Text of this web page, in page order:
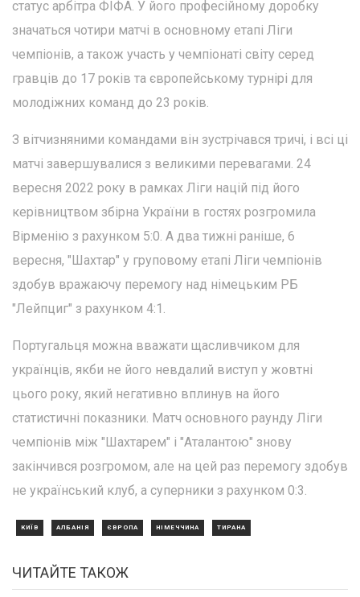
статус арбітра ФІФА. У його професійному доробку
значаться чотири матчі в основному етапі Ліги
чемпіонів, а також участь у чемпіонаті світу серед
гравців до 17 років та європейському турнірі для
молодіжних команд до 23 років.
З вітчизняними командами він зустрічався тричі, і всі ці
матчі завершувалися з великими перевагами. 24
вересня 2022 року в рамках Ліги націй під його
керівництвом збірна України в гостях розгромила
Вірменію з рахунком 5:0. А два тижні раніше, 6
вересня, "Шахтар" у груповому етапі Ліги чемпіонів
здобув вражаючу перемогу над німецьким РБ
"Лейпциг" з рахунком 4:1.
Португальця можна вважати щасливчиком для
українців, якби не його невдалий виступ у жовтні
цього року, який негативно вплинув на його
статистичні показники. Матч основного раунду Ліги
чемпіонів між "Шахтарем" і "Аталантою" знову
закінчився розгромом, але на цей раз перемогу здобув
не український клуб, а суперники з рахунком 0:3.
КИЇВ АЛБАНІЯ ЄВРОПА НІМЕЧЧИНА ТИРАНА
ЧИТАЙТЕ ТАКОЖ